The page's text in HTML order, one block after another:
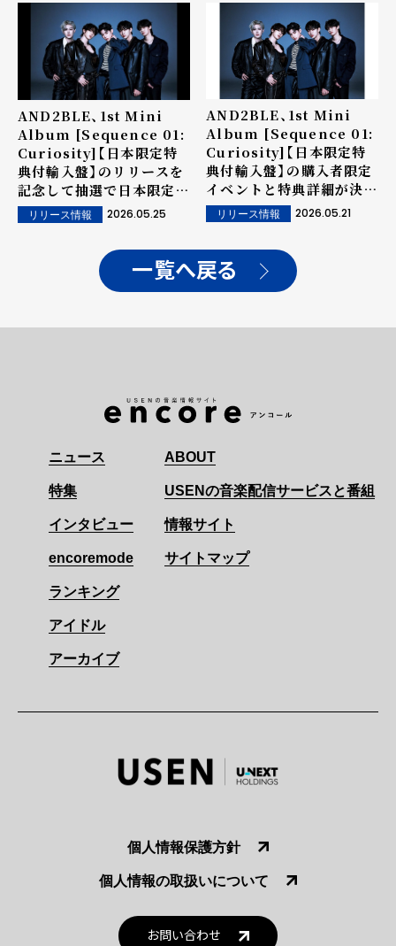
AND2BLE、1st Mini
Album [Sequence 01:
Curiosity]【日本限定特
典付輸入盤】のリリースを
記念して抽選で日本限定特
典が当たるデジタルキャン
ペーンの実施が決定！
リリース情報 2026.05.25
AND2BLE、1st Mini
Album [Sequence 01:
Curiosity]【日本限定特
典付輸入盤】の購入者限定
イベントと特典詳細が決
定！リリース情報 2026.05.21
一覧へ戻る
ニュース
特集
インタビュー
encoremode
ランキング
アイドル
アーカイブ
ABOUT
USENの音楽配信サービスと番組
情報サイト
サイトマップ
個人情報保護方針
個人情報の取扱いについて
お問い合わせ